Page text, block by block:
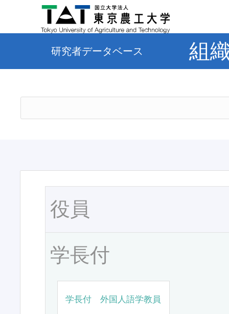
研究者データベース 組
役員
学長付
学長付 外国人語学教員